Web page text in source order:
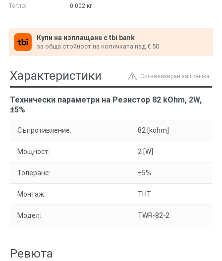
Тегло:
0.002 кг
Купи на изплащане с tbi bank
за обща стойност на количката над € 50
Сигнализирай за грешка
Характеристики
Технически параметри на Резистор 82 kOhm, 2W,
±5%
Съпротивление: 82 [kohm]
Мощност: 2 [W]
Толеранс: ±5%
Монтаж: THT
Модел: TWR-82-2
Ревюта